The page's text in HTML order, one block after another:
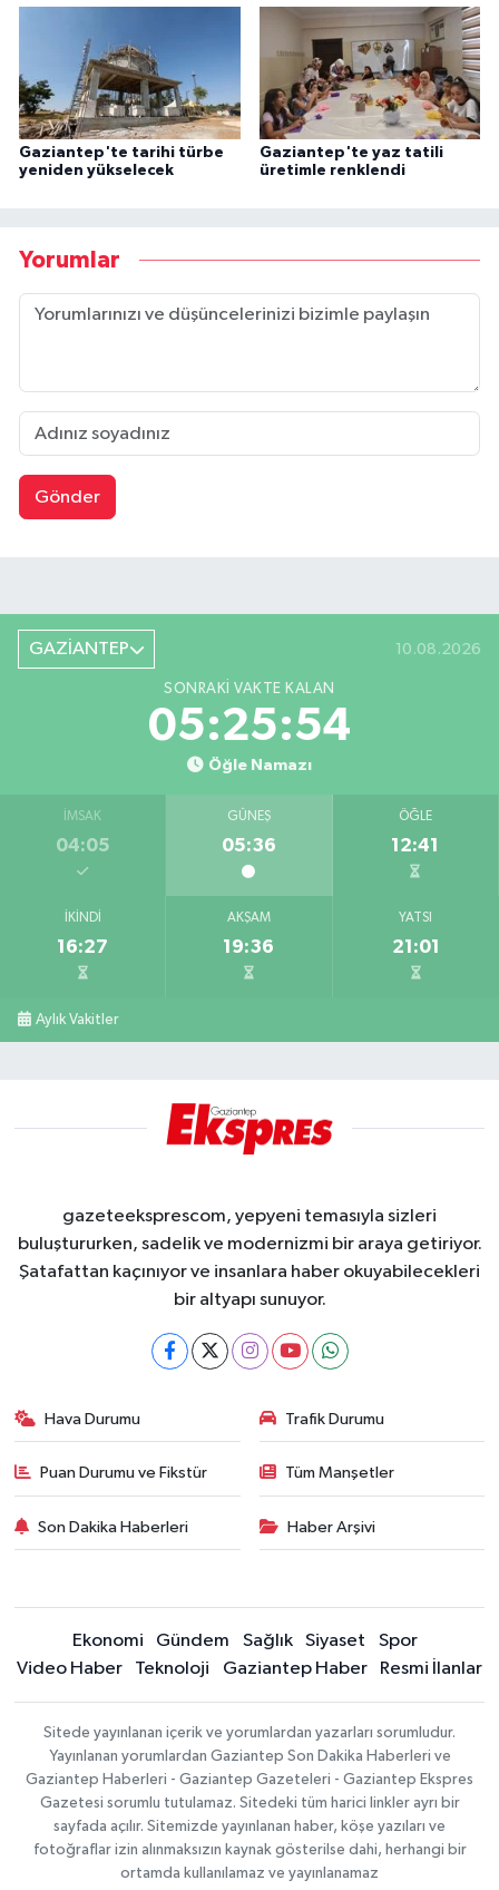
Gaziantep'te tarihi türbe
yeniden yükselecek
Gaziantep'te yaz tatili
üretimle renklendi
Yorumlar
Gönder
GAZİANTEP 10.08.2026
SONRAKI VAKTE KALAN
05:25:53
Öğle Namazı
İMSAK
04:05
GÜNEŞ
05:36
ÖĞLE
12:41
İKINDI
16:27
AKŞAM
19:36
YATSI
21:01
Aylık Vakitler
gazeteeksprescom, yepyeni temasıyla sizleri
buluştururken, sadelik ve modernizmi bir araya getiriyor.
Şatafattan kaçınıyor ve insanlara haber okuyabilecekleri
bir altyapı sunuyor.
Hava Durumu Trafik Durumu
Puan Durumu ve Fikstür Tüm Manşetler
Son Dakika Haberleri Haber Arşivi
Ekonomi Gündem Sağlık Siyaset
Spor
Video Haber
Teknoloji Gaziantep Haber Resmi İlanlar
Sitede yayınlanan içerik ve yorumlardan yazarları sorumludur.
Yayınlanan yorumlardan Gaziantep Son Dakika Haberleri ve
Gaziantep Haberleri - Gaziantep Gazeteleri - Gaziantep Ekspres
Gazetesi sorumlu tutulamaz. Sitedeki tüm harici linkler ayrı bir
sayfada açılır. Sitemizde yayınlanan haber, köşe yazıları ve
fotoğraflar izin alınmaksızın kaynak gösterilse dahi, herhangi bir
ortamda kullanılamaz ve yayınlanamaz